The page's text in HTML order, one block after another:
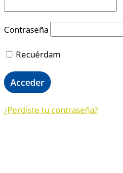
Contraseña
Recuérdam
¿Perdiste tu contraseña?